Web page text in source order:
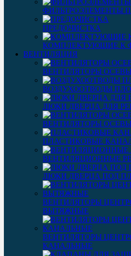
ФИЛЬТРОЭЛЕМЕНТЫ
ПРЕДОЧИСТКА
КОМПЛЕКТУЮЩИЕ К
ВЕНТИЛЯЦИЯ
ВЕНТИЛЯТОРЫ
ВОЗДУХООТВОДЫ
ЛЮКИ ДВЕРЦА ДЛЯ
ВЕНТИЛЯТОРЫ
ПЛАСТИКОВЫЕ
ВЕНТИЛЯЦИОННЫЕ
ЛЮКИ ДВЕРЦА ПОД
ВЕНТИЛЯТОРЫ
ВЫТЯЖНЫЕ
ВЕНТИЛЯТОРЫ
КАНАЛЬНЫЕ